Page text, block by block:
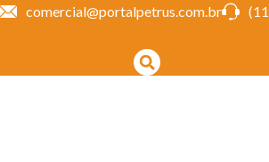
comercial@portalpetrus.com.br